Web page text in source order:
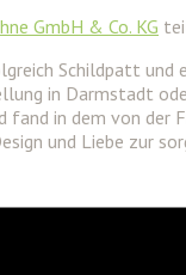
GmbH & Co. KG
Schildpatt
in Darmstadt
in dem von
und Liebe zur